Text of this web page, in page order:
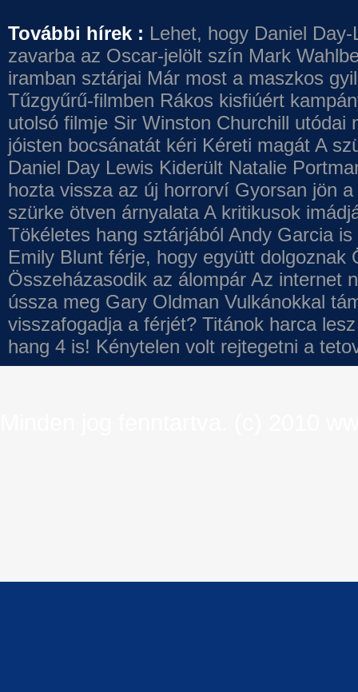
További hírek : Lehet, hogy Daniel
zavarba az Oscar-jelölt szín Mark
iramban sztárjai Már most a maszkos
Tűzgyűrű-filmben Rákos kisfiúért
utolsó filmje Sir Winston Churchill utódai
jóisten bocsánatát kéri Kéreti magát A
Daniel Day Lewis Kiderült Natalie
hozta vissza az új horrorví Gyorsan jön
szürke ötven árnyalata A kritikusok
Tökéletes hang sztárjából Andy Garcia
Emily Blunt férje, hogy együtt dolgoznak
Összeházasodik az álompár Az internet
ússza meg Gary Oldman Vulkánokkal
visszafogadja a férjét? Titánok harca
hang 4 is! Kénytelen volt rejtegetni a